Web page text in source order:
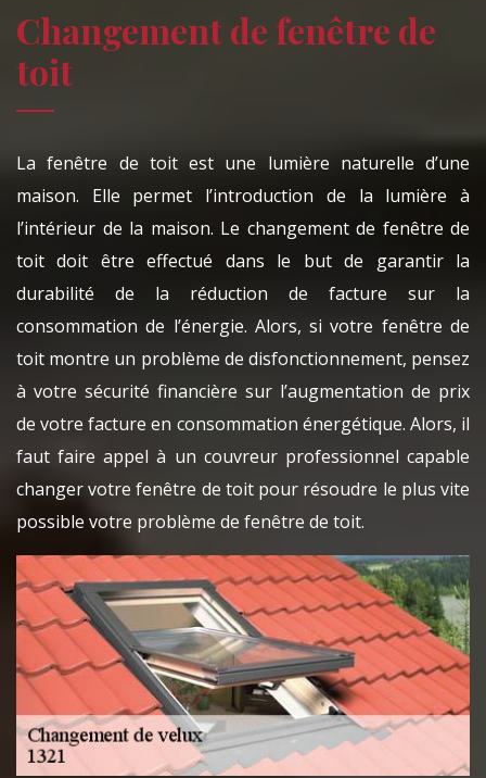
Changement de fenêtre de
toit
La fenêtre de toit est une lumière naturelle d’une
maison. Elle permet l’introduction de la lumière à
l’intérieur de la maison. Le changement de fenêtre de
toit doit être effectué dans le but de garantir la
durabilité de la réduction de facture sur la
consommation de l’énergie. Alors, si votre fenêtre de
toit montre un problème de disfonctionnement, pensez
à votre sécurité financière sur l’augmentation de prix
de votre facture en consommation énergétique. Alors, il
faut faire appel à un couvreur professionnel capable
changer votre fenêtre de toit pour résoudre le plus vite
possible votre problème de fenêtre de toit.